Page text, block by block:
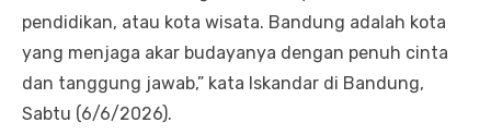
pendidikan, atau kota wisata. Bandung adalah kota
yang menjaga akar budayanya dengan penuh cinta
dan tanggung jawab,” kata Iskandar di Bandung,
Sabtu (6/6/2026).